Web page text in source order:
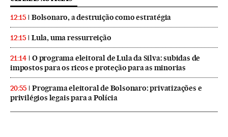
12:15 Bolsonaro, a destruição como estratégia
12:15 Lula, uma ressurreição
21:14
O programa eleitoral de Lula da Silva: subidas de
impostos para os ricos e proteção para as minorias
20:55
Programa eleitoral de Bolsonaro: privatizações e
privilégios legais para a Polícia